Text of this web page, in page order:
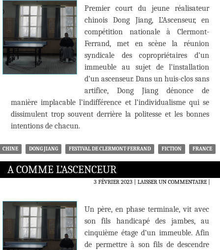
Premier court du jeune réalisateur
chinois Dong Jiang, L’Ascenseur, en
compétition nationale à Clermont-
Ferrand, met en scène la réunion
syndicale des copropriétaires d’un
immeuble au sujet de l’installation
d’un ascenseur. Dans un huis-clos sans
artifice, Dong Jiang dénonce de
manière implacable l’indifférence et l’individualisme qui se
dissimulent trop souvent derrière la politesse et les bonnes
intentions de chacun.
CHINE DONG JIANG FESTIVAL DE CLERMONT-FERRAND FICTION FRANCE
A COMME L’ASCENCEUR
3 FÉVRIER 2023 LAISSER UN COMMENTAIRE|
Un père, en phase terminale, vit avec
son fils handicapé des jambes, au
cinquième étage d’un immeuble. Afin
de permettre à son fils de descendre